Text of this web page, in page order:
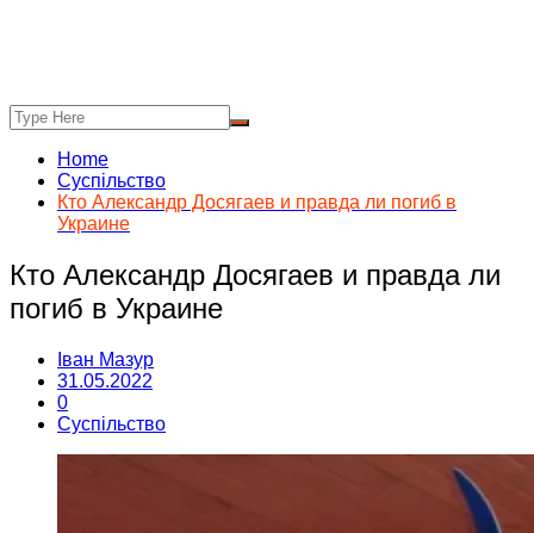
Home
Суспільство
Кто Александр Досягаев и правда ли погиб в
Украине
Кто Александр Досягаев и правда ли
погиб в Украине
Іван Мазур
31.05.2022
0
Суспільство